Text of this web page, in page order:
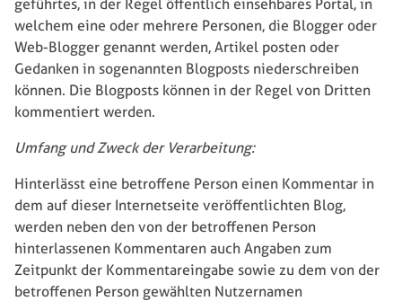
geführtes, in der Regel öffentlich einsehbares Portal, in
welchem eine oder mehrere Personen, die Blogger oder
Web-Blogger genannt werden, Artikel posten oder
Gedanken in sogenannten Blogposts niederschreiben
können. Die Blogposts können in der Regel von Dritten
kommentiert werden.
Umfang und Zweck der Verarbeitung:
Hinterlässt eine betroffene Person einen Kommentar in
dem auf dieser Internetseite veröffentlichten Blog,
werden neben den von der betroffenen Person
hinterlassenen Kommentaren auch Angaben zum
Zeitpunkt der Kommentareingabe sowie zu dem von der
betroffenen Person gewählten Nutzernamen